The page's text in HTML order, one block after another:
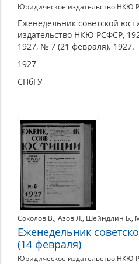
Юридическое издательство НКЮ
Еженедельник советской
издательство НКЮ РСФСР,
1927, № 7 (21 февраля). 1927.
1927
СПбГУ
Соколов В., Азов Л., Шейндлин Б.,
Еженедельник
(14 февраля)
Юридическое издательство НКЮ